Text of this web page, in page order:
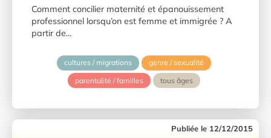
Comment concilier maternité et épanouissement
professionnel lorsqu’on est femme et immigrée ? A
partir de...
cultures / migrations
genre / sexualité
parentalité / familles
tous âges
12/12/2015